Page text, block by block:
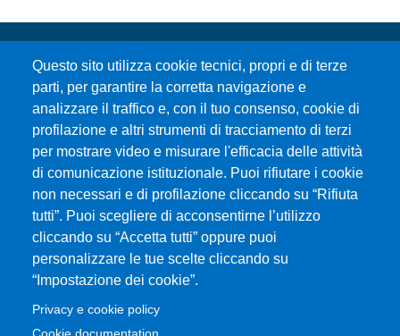
Questo sito utilizza cookie tecnici, propri e di terze
parti, per garantire la corretta navigazione e
analizzare il traffico e, con il tuo consenso, cookie di
profilazione e altri strumenti di tracciamento di terzi
per mostrare video e misurare l'efficacia delle attività
di comunicazione istituzionale. Puoi rifiutare i cookie
non necessari e di profilazione cliccando su “Rifiuta
tutti”. Puoi scegliere di acconsentirne l’utilizzo
cliccando su “Accetta tutti” oppure puoi
personalizzare le tue scelte cliccando su
“Impostazione dei cookie”.
Privacy e cookie policy
Università degli Studi di Messina
Piazza Pugliatti, 1 - 98122 Messina
Cod. Fiscale 80004070837
P.IVA 00724160833
Centralino: 090 676 1
MENÙ SOCIAL